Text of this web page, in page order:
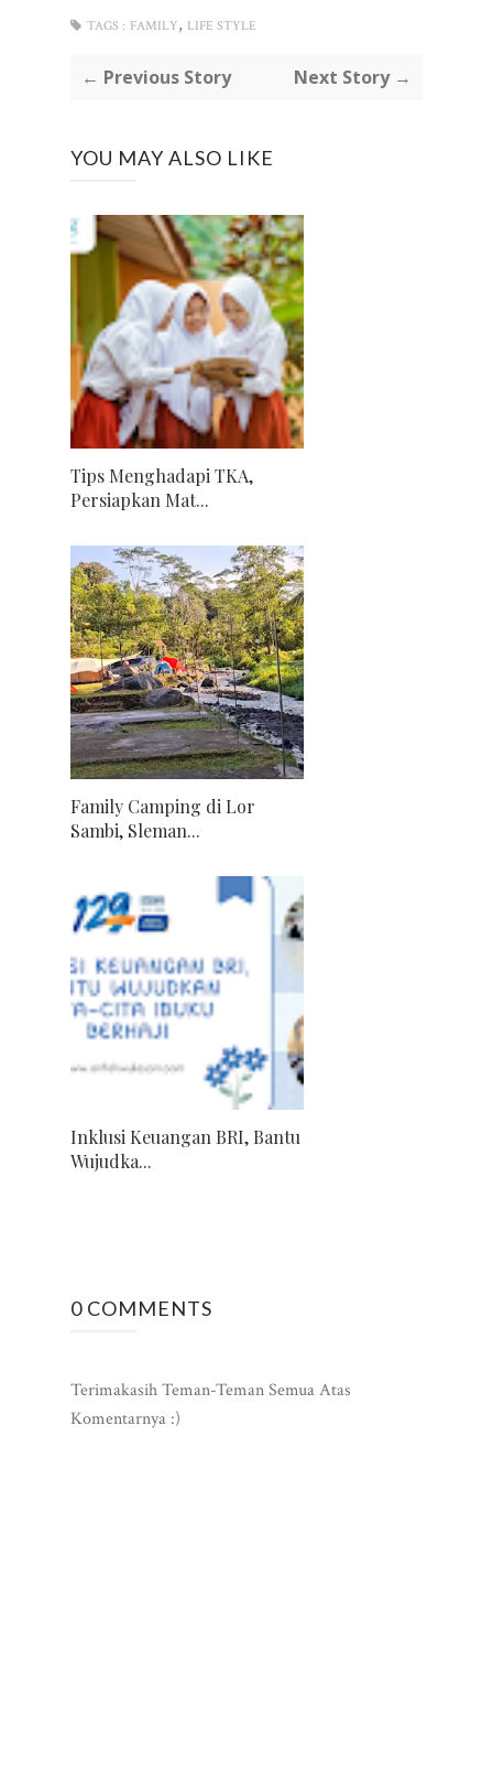
TAGS : FAMILY, LIFE STYLE
← Previous Story Next Story →
YOU MAY ALSO LIKE
Tips Menghadapi TKA,
Persiapkan Mat...
Family Camping di Lor
Sambi, Sleman...
Inklusi Keuangan BRI, Bantu
Wujudka...
0 COMMENTS
Terimakasih Teman-Teman Semua Atas
Komentarnya :)